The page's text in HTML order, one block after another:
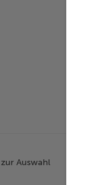
Auswahl